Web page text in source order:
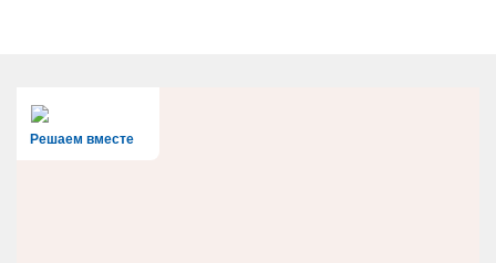
Решаем вместе